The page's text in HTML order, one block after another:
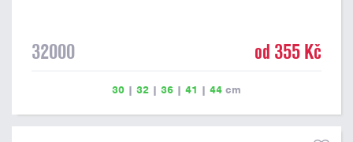
32000 od 355 Kč
30 | 32 | 36 | 41 | 44 cm